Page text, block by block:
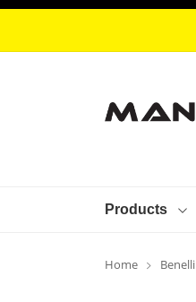
Products
Home Benelli